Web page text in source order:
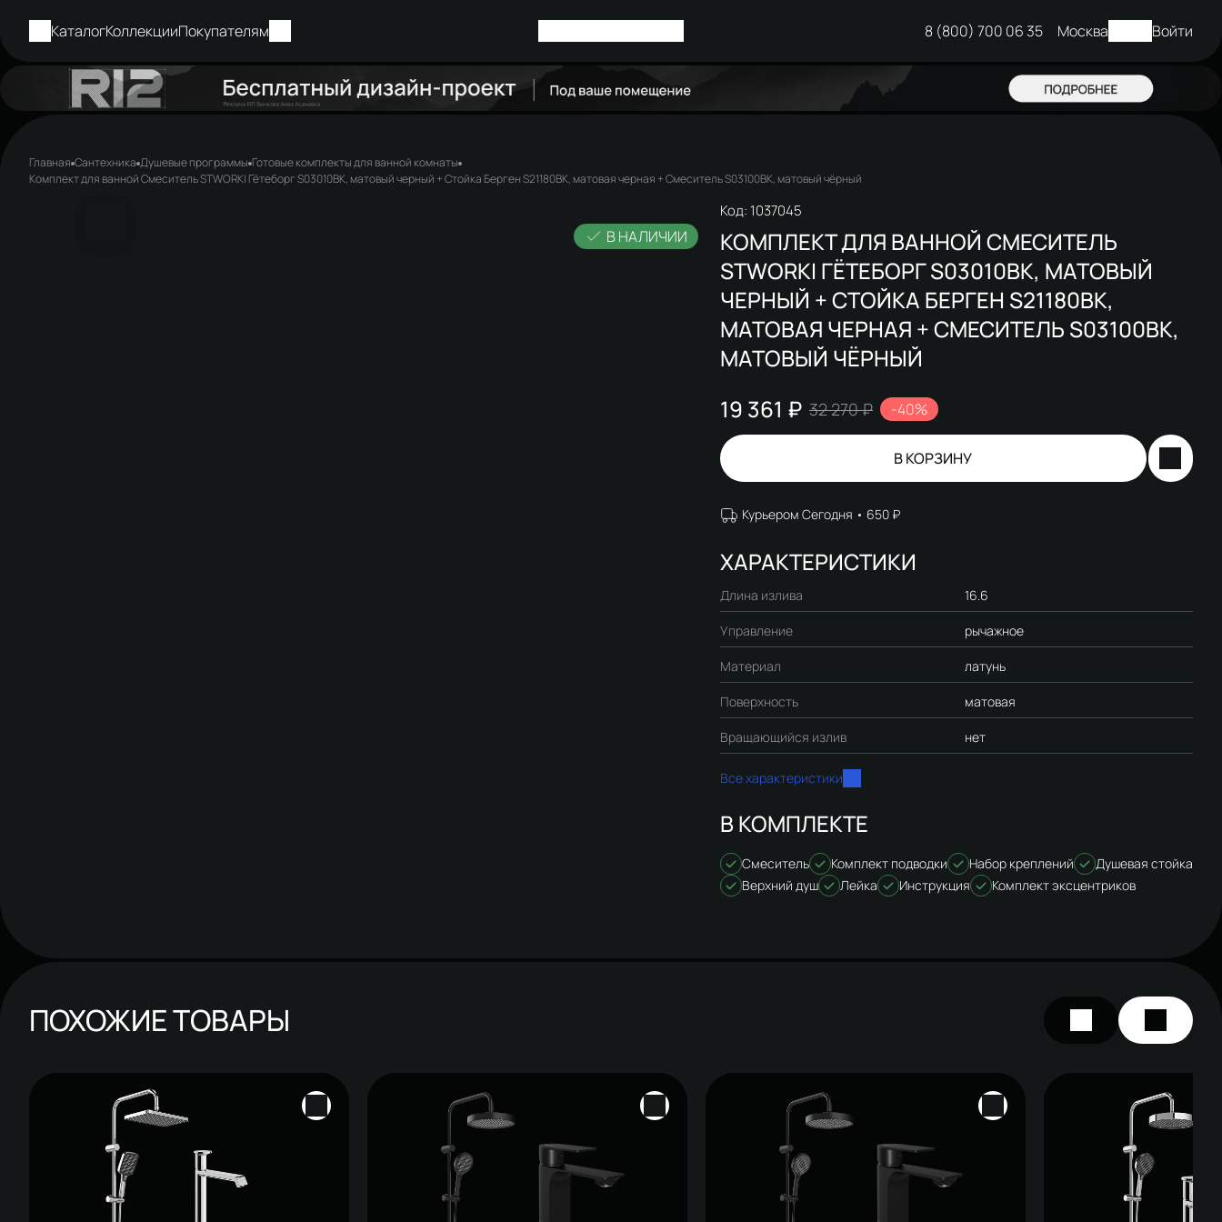
КаталогКоллекцииПокупателям 8 (800) 700 06 35 Москва Войти
Главная Сантехника Душевые программы Готовые комплекты для ванной комнаты
Комплект для ванной Смеситель STWORKI Гётеборг S03010BK, матовый черный + Стойка Берген S21180BK, матовая черная + Смеситель S03100BK, матовый чёрный
В НАЛИЧИИ
Код: 1037045
КОМПЛЕКТ ДЛЯ ВАННОЙ СМЕСИТЕЛЬ
STWORKI ГЁТЕБОРГ S03010BK, МАТОВЫЙ
ЧЕРНЫЙ + СТОЙКА БЕРГЕН S21180BK,
МАТОВАЯ ЧЕРНАЯ + СМЕСИТЕЛЬ S03100BK,
МАТОВЫЙ ЧЁРНЫЙ
19 361 ₽ 32 270 ₽ -40%
В КОРЗИНУ
Курьером Сегодня 650 ₽
ХАРАКТЕРИСТИКИ
Длина излива 16.6
Управление рычажное
Материал латунь
Поверхность матовая
Вращающийся излив нет
Все характеристики
В КОМПЛЕКТЕ
Смеситель Комплект подводки Набор креплений
Душевая стойка
Верхний душ
Лейка Инструкция Комплект эксцентриков
ПОХОЖИЕ ТОВАРЫ